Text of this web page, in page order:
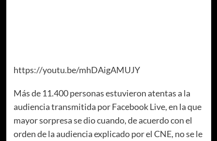
https://youtu.be/mhDAigAMUJY
Más de 11.400 personas estuvieron atentas a la
audiencia transmitida por Facebook Live, en la que
mayor sorpresa se dio cuando, de acuerdo con el
orden de la audiencia explicado por el CNE, no se le